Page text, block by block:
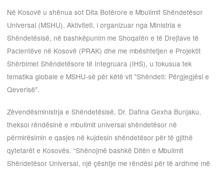
Në Kosovë u shënua sot Dita Botërore e Mbulimit Shëndetësor
Universal (MSHU). Aktiviteti, i organizuar nga Ministria e
Shëndetësisë, në bashkëpunim me Shoqatën e të Drejtave të
Pacientëve në Kosovë (PRAK) dhe me mbështetjen e Projektit
Shërbimet Shëndetësore të Integruara (IHS), u fokusua tek
tematika globale e MSHU-së për këtë vit "Shëndeti: Përgjegjësi e
Qeverisë".
Zëvendësministrja e Shëndetësisë, Dr. Dafina Gexha Bunjaku,
theksoi rëndësinë e mbulimit universal shëndetësor në
përmirësimin e qasjes në kujdesin shëndetësor për të gjithë
qytetarët e Kosovës. “Shënojmë bashkë Ditën e Mbulimit
Shëndetësor Universal, një çështje me rëndësi për të ardhme më